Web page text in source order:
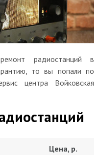
радиостанций в
то вы попали по
центра Войковская
Цена, р.